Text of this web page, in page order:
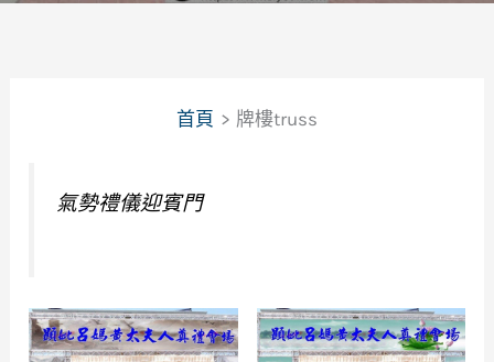
首頁 牌樓truss
氣勢禮儀迎賓門